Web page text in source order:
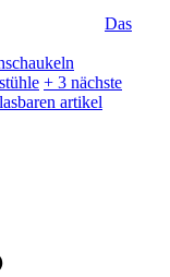
Das
+ 3 nächste
artikel